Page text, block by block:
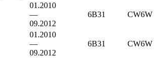
01.2010
—
09.2012
6B31 CW6W
01.2010
—
09.2012
6B31 CW6W